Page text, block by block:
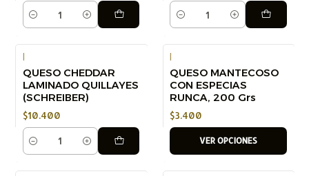
Cantidad Cantidad
QUESO CHEDDAR
LAMINADO QUILLAYES
(SCHREIBER)
$10.400
Cantidad
QUESO MANTECOSO
CON ESPECIAS
RUNCA, 200 Grs
$3.400
VER OPCIONES